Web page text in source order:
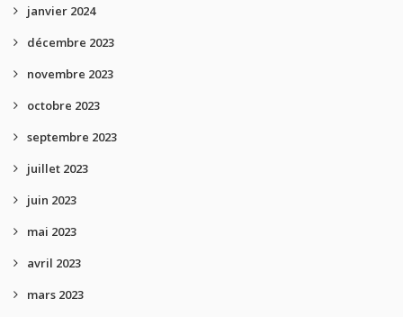
janvier 2024
décembre 2023
novembre 2023
octobre 2023
septembre 2023
juillet 2023
juin 2023
mai 2023
avril 2023
mars 2023